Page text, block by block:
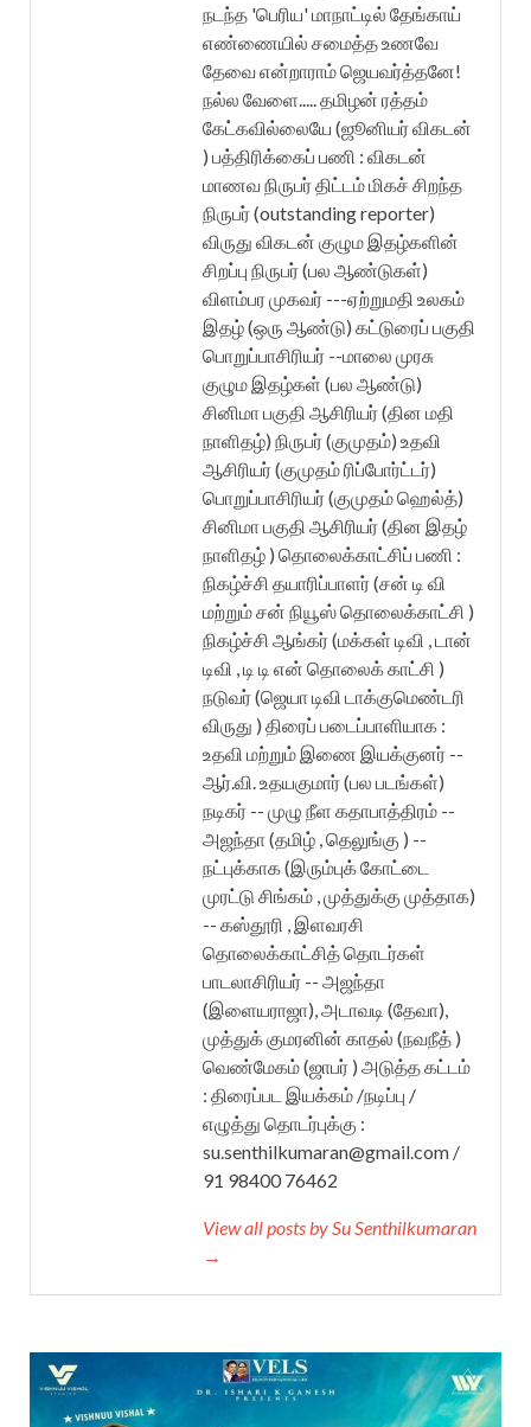
நடந்த 'பெரிய' மாநாட்டில் தேங்காய்
எண்ணையில் சமைத்த உணவே
தேவை என்றாராம் ஜெயவர்த்தனே!
நல்ல வேளை..... தமிழன் ரத்தம்
கேட்கவில்லையே (ஜூனியர் விகடன்
) பத்திரிக்கைப் பணி : விகடன்
மாணவ நிருபர் திட்டம் மிகச் சிறந்த
நிருபர் (outstanding reporter)
விருது விகடன் குழும இதழ்களின்
சிறப்பு நிருபர் (பல ஆண்டுகள்)
விளம்பர முகவர் ---ஏற்றுமதி உலகம்
இதழ் (ஒரு ஆண்டு) கட்டுரைப் பகுதி
பொறுப்பாசிரியர் --மாலை முரசு
குழும இதழ்கள் (பல ஆண்டு)
சினிமா பகுதி ஆசிரியர் (தின மதி
நாளிதழ்) நிருபர் (குமுதம்) உதவி
ஆசிரியர் (குமுதம் ரிப்போர்ட்டர்)
பொறுப்பாசிரியர் (குமுதம் ஹெல்த்)
சினிமா பகுதி ஆசிரியர் (தின இதழ்
நாளிதழ் ) தொலைக்காட்சிப் பணி :
நிகழ்ச்சி தயாரிப்பாளர் (சன் டி வி
மற்றும் சன் நியூஸ் தொலைக்காட்சி )
நிகழ்ச்சி ஆங்கர் (மக்கள் டிவி , டான்
டிவி , டி டி என் தொலைக் காட்சி )
நடுவர் (ஜெயா டிவி டாக்குமெண்டரி
விருது ) திரைப் படைப்பாளியாக :
உதவி மற்றும் இணை இயக்குனர் --
ஆர்.வி. உதயகுமார் (பல படங்கள்)
நடிகர் -- முழு நீள கதாபாத்திரம் --
அஜந்தா (தமிழ் , தெலுங்கு ) --
நட்புக்காக (இரும்புக் கோட்டை
முரட்டு சிங்கம் , முத்துக்கு முத்தாக)
-- கஸ்தூரி , இளவரசி
தொலைக்காட்சித் தொடர்கள்
பாடலாசிரியர் -- அஜந்தா
(இளையராஜா), அடாவடி (தேவா),
முத்துக் குமரனின் காதல் (நவநீத் )
வெண்மேகம் (ஜாபர் ) அடுத்த கட்டம்
: திரைப்பட இயக்கம் /நடிப்பு /
எழுத்து தொடர்புக்கு :
su.senthilkumaran@gmail.com /
91 98400 76462
View all posts by Su Senthilkumaran
→